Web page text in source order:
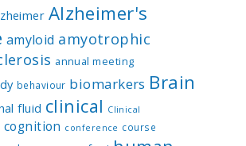
Alzheimer's
amyloid amyotrophic
annual meeting
behaviour biomarkers Brain
fluid clinical Clinical
cognition conference course